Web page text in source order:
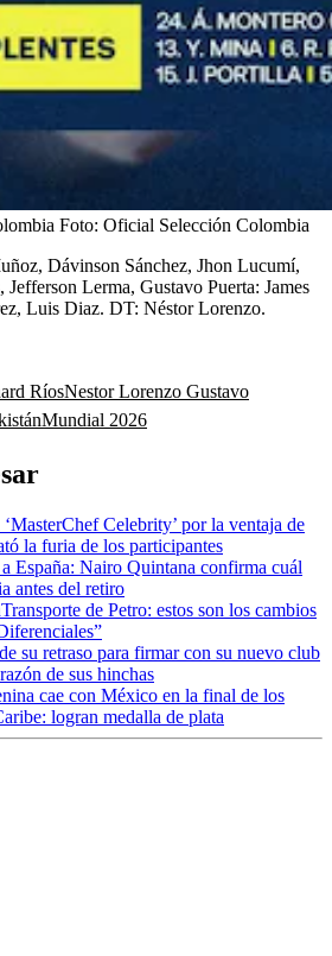
Foto: Oficial Selección Colombia
Dávinson Sánchez, Jhon Lucumí,
Lerma, Gustavo Puerta: James
Luis Diaz. DT: Néstor Lorenzo.
RíosNestor Lorenzo Gustavo
Mundial 2026
Celebrity’ por la ventaja de
la furia de los participantes
España: Nairo Quintana confirma cuál
antes del retiro
de Petro: estos son los cambios
su retraso para firmar con su nuevo club
de sus hinchas
cae con México en la final de los
logran medalla de plata